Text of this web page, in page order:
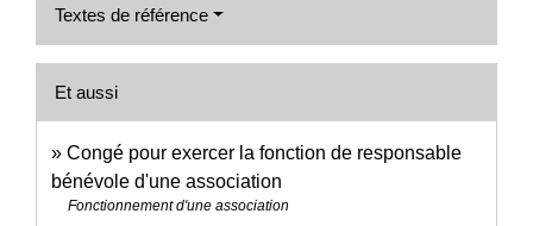
Textes de référence
Et aussi
Congé pour exercer la fonction de responsable
bénévole d'une association
Fonctionnement d'une association